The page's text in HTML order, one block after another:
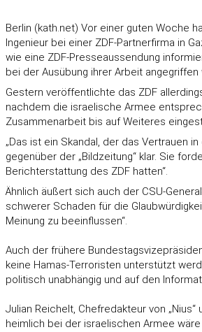
Berlin (kath.net) Vor einer guten Woche
Ingenieur bei einer ZDF-Partnerfirma in
wie eine ZDF-Presseaussendung
bei der Ausübung ihrer Arbeit angegriffen
Gestern veröffentlichte das ZDF
nachdem die israelische Armee
Zusammenarbeit bis auf Weiteres
„Das ist ein Skandal, der das Vertrauen
gegenüber der „Bildzeitung“ klar. Sie
Berichterstattung des ZDF hatten“.
Ähnlich äußert sich auch der CSU-
schwerer Schaden für die
Meinung zu beeinflussen“.
Auch der frühere
keine Hamas-Terroristen unterstützt
politisch unabhängig und auf den
Julian Reichelt, Chefredakteur von
heimlich bei der israelischen Armee